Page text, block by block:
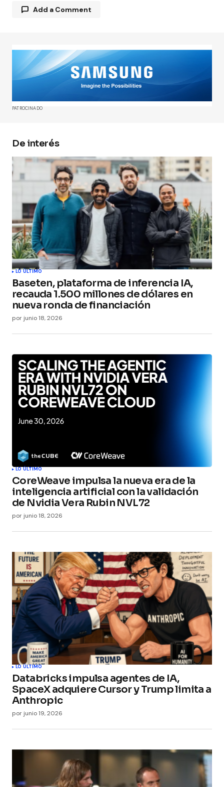
Add a Comment
Tu dirección de correo electrónico no será
publicada.Los campos obligatorios están
marcados con*
Comment*
Your Name*
Your E-mail*
Guarda mi nombre, correo electrónico y web en
este navegador para la próxima vez que
comente.
Submit Comment
PATROCINADO
De interés
LO ÚLTIMO
Baseten, plataforma de inferencia IA,
recauda 1.500 millones de dólares en
nueva ronda de financiación
por junio 18, 2026
LO ÚLTIMO
CoreWeave impulsa la nueva era de la
inteligencia artificial con la validación
de Nvidia Vera Rubin NVL72
por junio 18, 2026
LO ÚLTIMO
Databricks impulsa agentes de IA,
SpaceX adquiere Cursor y Trump limita a
Anthropic
por junio 19, 2026